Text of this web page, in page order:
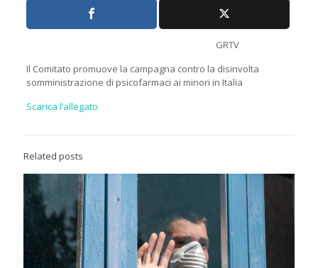
GRTV
Il Comitato promuove la campagna contro la disinvolta
somministrazione di psicofarmaci ai minori in Italia
Scarica l’allegato
Related posts